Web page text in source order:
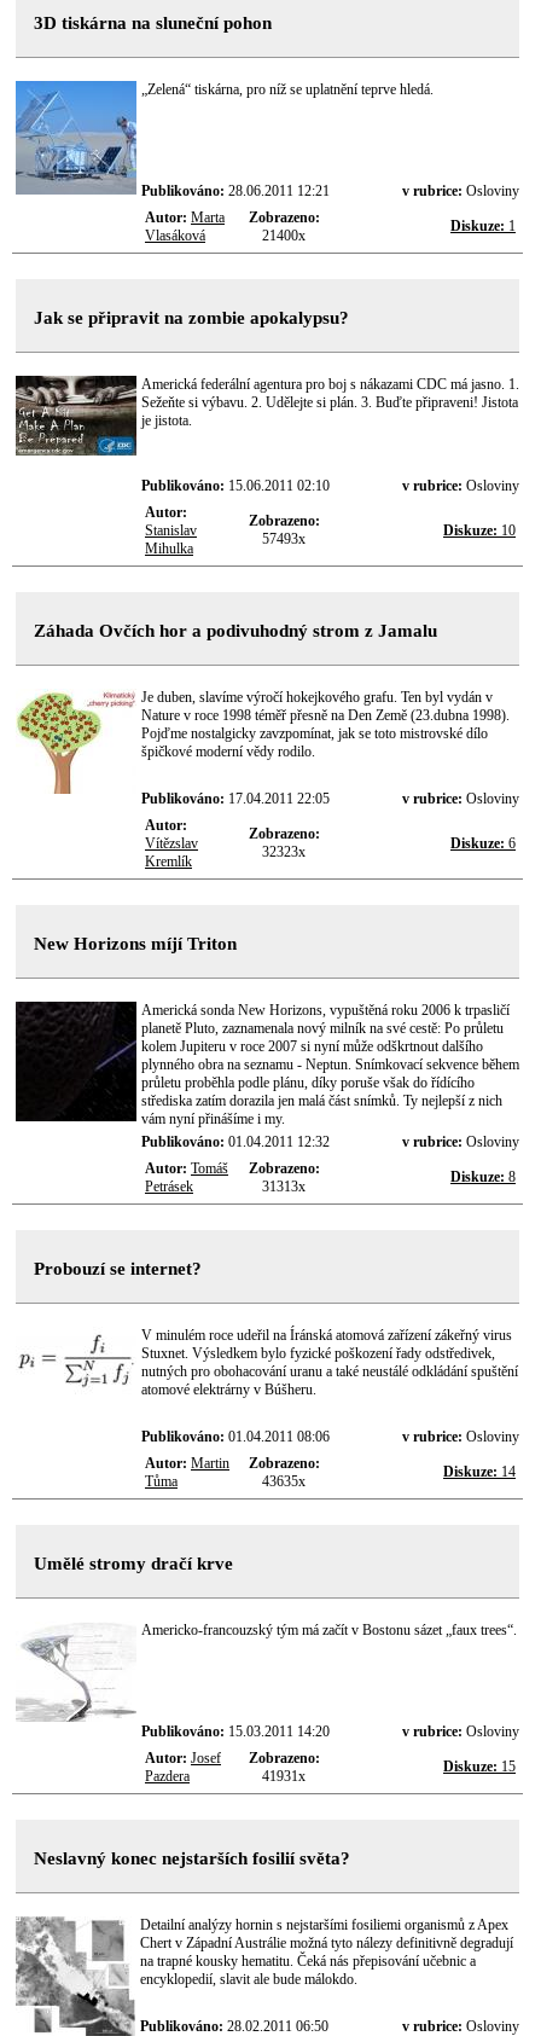
3D tiskárna na sluneční pohon
„Zelená“ tiskárna, pro níž se uplatnění teprve hledá.
Publikováno: 28.06.2011 12:21 v rubrice: Osloviny
Autor: Marta
Vlasáková
Zobrazeno:
21400x
Diskuze: 1
Jak se připravit na zombie apokalypsu?
Americká federální agentura pro boj s nákazami CDC má jasno. 1.
Sežeňte si výbavu. 2. Udělejte si plán. 3. Buďte připraveni! Jistota
je jistota.
Publikováno: 15.06.2011 02:10 v rubrice: Osloviny
Autor:
Stanislav
Mihulka
Zobrazeno:
57493x
Diskuze: 10
Záhada Ovčích hor a podivuhodný strom z Jamalu
Je duben, slavíme výročí hokejkového grafu. Ten byl vydán v
Nature v roce 1998 téměř přesně na Den Země (23.dubna 1998).
Pojďme nostalgicky zavzpomínat, jak se toto mistrovské dílo
špičkové moderní vědy rodilo.
Publikováno: 17.04.2011 22:05 v rubrice: Osloviny
Autor:
Vítězslav
Kremlík
Zobrazeno:
32323x
Diskuze: 6
New Horizons míjí Triton
Americká sonda New Horizons, vypuštěná roku 2006 k trpasličí
planetě Pluto, zaznamenala nový milník na své cestě: Po průletu
kolem Jupiteru v roce 2007 si nyní může odškrtnout dalšího
plynného obra na seznamu - Neptun. Snímkovací sekvence během
průletu proběhla podle plánu, díky poruše však do řídícího
střediska zatím dorazila jen malá část snímků. Ty nejlepší z nich
vám nyní přinášíme i my.
Publikováno: 01.04.2011 12:32 v rubrice: Osloviny
Autor: Tomáš
Petrásek
Zobrazeno:
31313x
Diskuze: 8
Probouzí se internet?
V minulém roce udeřil na Íránská atomová zařízení zákeřný virus
Stuxnet. Výsledkem bylo fyzické poškození řady odstředivek,
nutných pro obohacování uranu a také neustálé odkládání spuštění
atomové elektrárny v Búšheru.
Publikováno: 01.04.2011 08:06 v rubrice: Osloviny
Autor: Martin
Tůma
Zobrazeno:
43635x
Diskuze: 14
Umělé stromy dračí krve
Americko-francouzský tým má začít v Bostonu sázet „faux trees“.
Publikováno: 15.03.2011 14:20 v rubrice: Osloviny
Autor: Josef
Pazdera
Zobrazeno:
41931x
Diskuze: 15
Neslavný konec nejstarších fosilií světa?
Detailní analýzy hornin s nejstaršími fosiliemi organismů z Apex
Chert v Západní Austrálie možná tyto nálezy definitivně degradují
na trapné kousky hematitu. Čeká nás přepisování učebnic a
encyklopedií, slavit ale bude málokdo.
Publikováno: 28.02.2011 06:50 v rubrice: Osloviny